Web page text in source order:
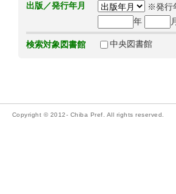
出版／発行年月
※発行
年
検索対象図書館 中央図書館
Copyright © 2012- Chiba Pref. All rights reserved.